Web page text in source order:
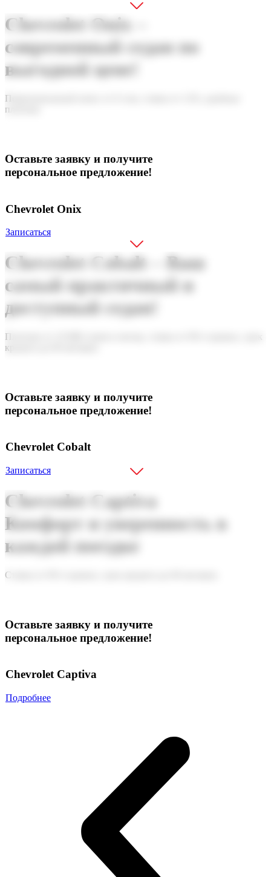
Chevrolet Onix –
современный седан по
выгодной цене!
Первоначальный взнос от 0 сом, ставка от 12%, удобные
платежи
Оставьте заявку и получите
персональное предложение!
Chevrolet Onix
Записаться
Chevrolet Cobalt – Ваш
самый практичный и
доступный седан!
Платежи от 19 888 сомов в месяц, ставка от 8% годовых, срок
кредита до 60 месяцев.
Оставьте заявку и получите
персональное предложение!
Chevrolet Cobalt
Записаться
Chevrolet Captiva
Комфорт и уверенность в
каждой поездке
Ставка от 8% годовых, срок кредита до 60 месяцев.
Оставьте заявку и получите
персональное предложение!
Chevrolet Captiva
Подробнее